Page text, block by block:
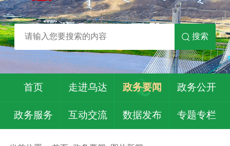
搜索
首页 走进乌达 政务要闻 政务公开
政务服务 互动交流 数据发布 专题专栏